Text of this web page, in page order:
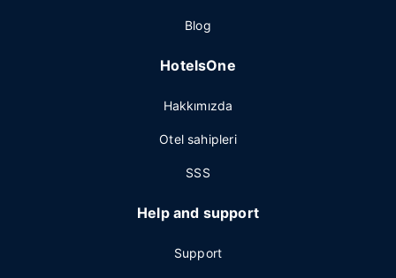
Blog
HotelsOne
Hakkımızda
Otel sahipleri
SSS
Help and support
Support